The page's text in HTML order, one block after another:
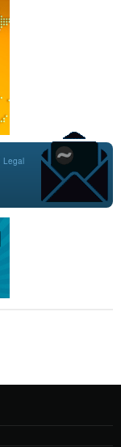
Legal